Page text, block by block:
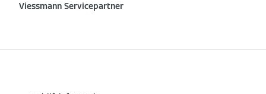
Viessmann Servicepartner